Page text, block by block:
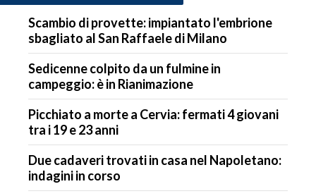
Scambio di provette: impiantato l'embrione
sbagliato al San Raffaele di Milano
Sedicenne colpito da un fulmine in
campeggio: è in Rianimazione
Picchiato a morte a Cervia: fermati 4 giovani
tra i 19 e 23 anni
Due cadaveri trovati in casa nel Napoletano:
indagini in corso